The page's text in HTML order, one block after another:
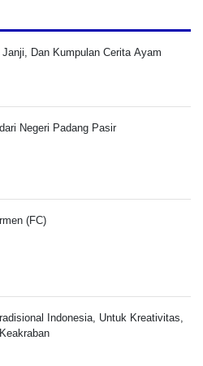
Dan Kumpulan Cerita Ayam
Negeri Padang Pasir
(FC)
Indonesia, Untuk Kreativitas,